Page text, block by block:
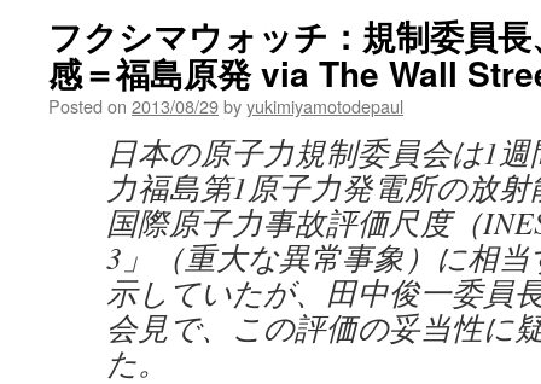
フクシマウォッチ：規制委員
感＝福島原発 via The Wall
Posted on 2013/08/29byyukimiyamotodepaul
日本の原子力規制委員会は1
力福島第1原子力発電所の放
国際原子力事故評価尺度（
3」（重大な異常事象）に相
示していたが、田中俊一委員
会見で、この評価の妥当性に
た。